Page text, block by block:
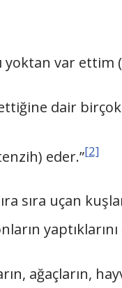
var ettim
dair
eder.”[2]
sıra uçan
yaptıklarını
ağaçların,